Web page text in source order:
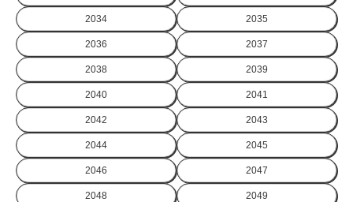
2034 2035
2036 2037
2038 2039
2040 2041
2042 2043
2044 2045
2046 2047
2048 2049